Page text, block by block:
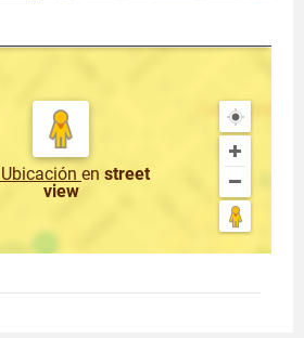
en street
view